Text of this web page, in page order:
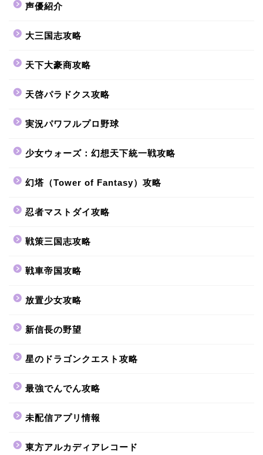
声優紹介
大三国志攻略
天下大豪商攻略
天啓パラドクス攻略
実況パワフルプロ野球
少女ウォーズ：幻想天下統一戦攻略
幻塔（Tower of Fantasy）攻略
忍者マストダイ攻略
戦策三国志攻略
戦車帝国攻略
放置少女攻略
新信長の野望
星のドラゴンクエスト攻略
最強でんでん攻略
未配信アプリ情報
東方アルカディアレコード